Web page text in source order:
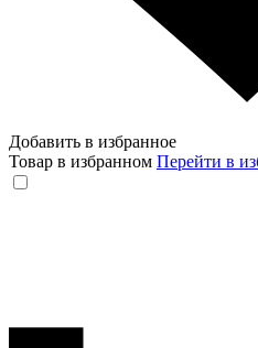
Добавить в избранное
Товар в избранном Перейти в